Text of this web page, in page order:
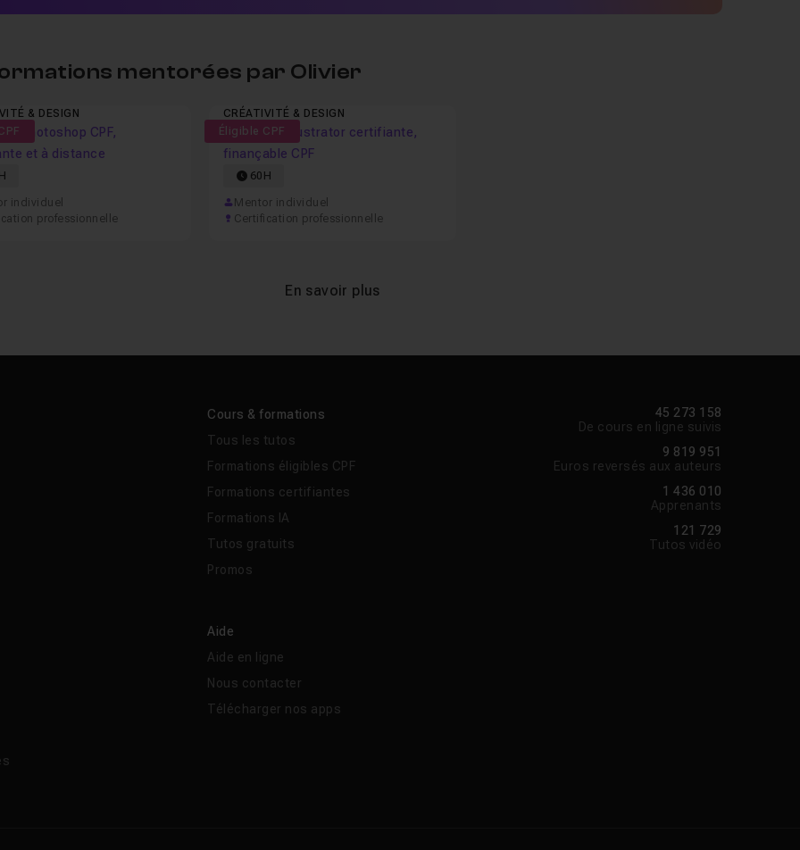
mentorées par Olivier
& DESIGN
Photoshop CPF,
et à distance
individuel
professionnelle
Éligible CPF
CRÉATIVITÉ & DESIGN
Formation Illustrator certifiante,
finançable CPF
60H
Mentor individuel
Certification professionnelle
En savoir plus
Cours & formations
Tous les tutos
Formations éligibles CPF
Formations certifiantes
Formations IA
Tutos gratuits
Promos
Aide
Aide en ligne
Nous contacter
Télécharger nos apps
45 273 158
De cours en ligne suivis
9 819 951
Euros reversés aux auteurs
1 436 010
Apprenants
121 729
Tutos vidéo